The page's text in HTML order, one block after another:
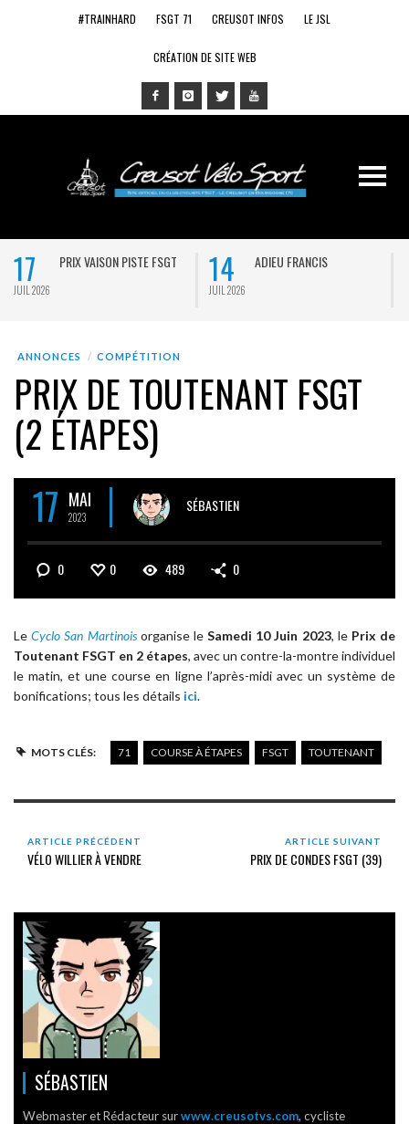
#TRAINHARD FSGT 71 CREUSOT INFOS LE JSL
CRÉATION DE SITE WEB
17
JUIL 2026
PRIX VAISON PISTE FSGT 14
JUIL 2026
ADIEU FRANCIS
ANNONCES COMPÉTITION
PRIX DE TOUTENANT FSGT
(2 ÉTAPES)
17 MAI
2023
SÉBASTIEN
0 0 489 0
LeCyclo San Martinoisorganise leSamedi 10 Juin 2023, le Prix de
Toutenant FSGT en 2 étapes, avec un contre-la-montre individuel
le matin, et une course en ligne l’après-midi avec un système de
bonifications; tous les détails ici.
MOTS CLÉS: 71 COURSE À ÉTAPES FSGT TOUTENANT
ARTICLE PRÉCÉDENT
VÉLO WILLIER À VENDRE
ARTICLE SUIVANT
PRIX DE CONDES FSGT (39)
SÉBASTIEN
Webmaster et Rédacteur surwww.creusotvs.com, cycliste